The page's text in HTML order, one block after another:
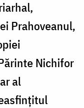
Prahoveanul,
Nichifor
al